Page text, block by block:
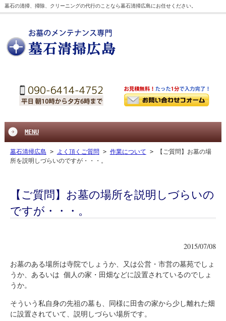
墓石の清掃、掃除、クリーニングの代行のことなら墓石清掃広島にお任せください。
MENU
墓石清掃広島 > よく頂くご質問 > 作業について >
【ご質問】お墓の場
所を説明しづらいのですが・・・。
【ご質問】お墓の場所を説明しづらいの
ですが・・・。
2015/07/08
お墓のある場所は寺院でしょうか、又は公営・市営の墓苑でしょ
うか、あるいは 個人の家・田畑などに設置されているのでしょ
うか。
そういう私自身の先祖の墓も、同様に田舎の家から少し離れた畑
に設置されていて、説明しづらい場所です。